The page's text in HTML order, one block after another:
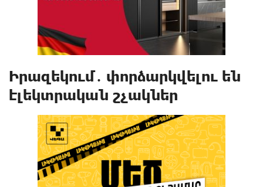
Իրազեկում․ փորձարկվելու են
էլեկտրական շչակներ